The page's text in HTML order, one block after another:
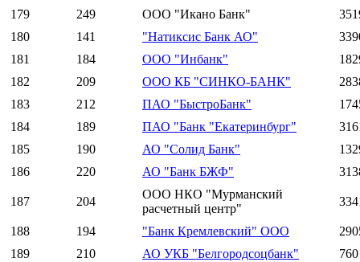
179
249 ООО "Икано Банк"
180
141 "Натиксис Банк АО"
181
184 ООО "Инбанк"
182
209 ООО КБ "СИНКО-БАНК"
183
212 ПАО "БыстроБанк"
184
189 ПАО "Банк "Екатеринбург"
185
190 АО "Солид Банк"
186
220 АО "Банк БЖФ"
187 204
ООО НКО "Мурманский
расчетный центр"
188 194 "Банк Кремлевский" ООО
189
210 АО УКБ "Белгородсоцбанк"
760